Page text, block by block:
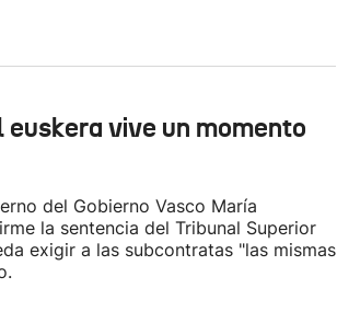
vive un momento
del Gobierno Vasco María
la sentencia del Tribunal Superior
exigir a las subcontratas "las mismas